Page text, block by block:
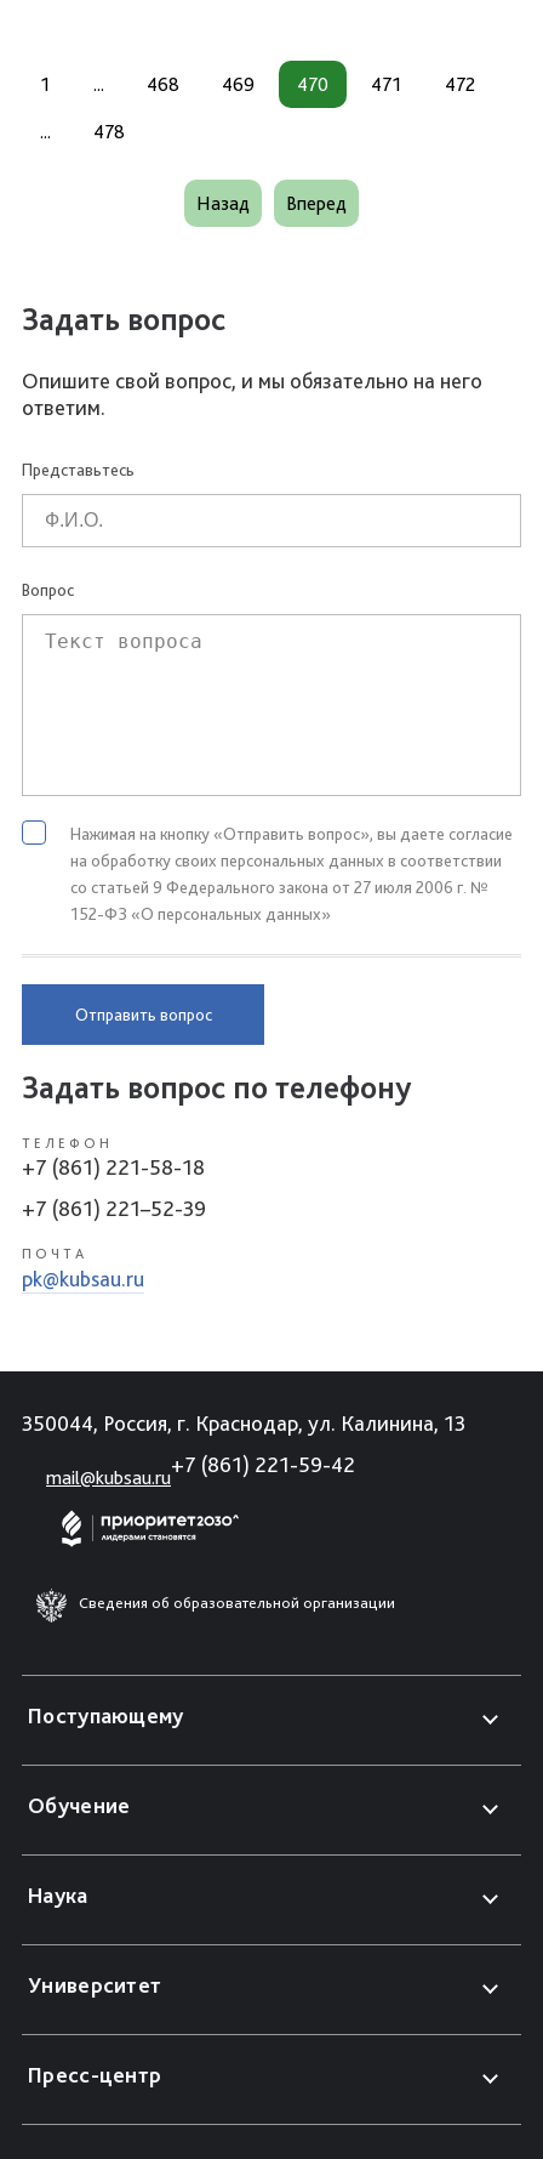
1 ... 468 469 470 471 472
... 478
Назад Вперед
Задать вопрос
Опишите свой вопрос, и мы обязательно на него
ответим.
Представьтесь
Вопрос
Нажимая на кнопку «Отправить вопрос», вы даете согласие
на обработку своих персональных данных в соответствии
со статьей 9 Федерального закона от 27 июля 2006 г. №
152-ФЗ «О персональных данных»
Отправить вопрос
Задать вопрос по телефону
ТЕЛЕФОН
+7 (861) 221-58-18
+7 (861) 221–52-39
ПОЧТА
pk@kubsau.ru
350044, Россия, г. Краснодар, ул. Калинина, 13
mail@kubsau.ru
+7 (861) 221-59-42
Сведения об образовательной организации
Поступающему
Обучение
Наука
Университет
Пресс-центр